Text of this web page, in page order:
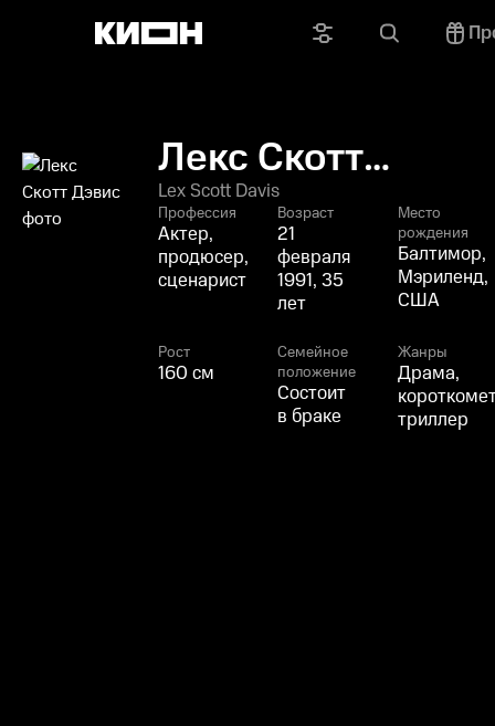
Лекс Скотт
Дэвис
Lex Scott Davis
Профессия
Актер,
продюсер,
сценарист
Возраст
21
февраля
1991, 35
лет
Место
рождения
Балтимор,
Мэриленд,
США
Рост
160 см
Семейное
положение
Состоит
в браке
Жанры
Драма,
триллер